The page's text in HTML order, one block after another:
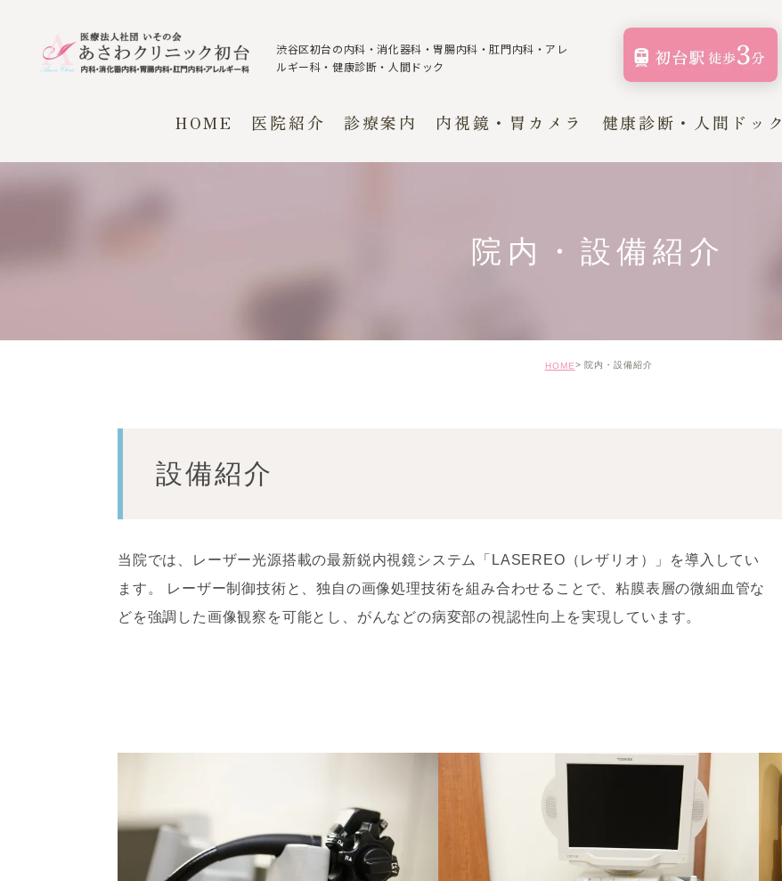
渋谷区初台の内科・消化器科・胃腸内科・肛門内科・ アレ
ルギー科・健康診断・人間ドック
HOME 医院紹介
よくある質問
診療案内
予防接種
内視鏡・胃カメラ 健康診断・人間ドック
院内・設備紹介
HOME 院内・設備紹介
設備紹介
当院では、レーザー光源搭載の最新鋭内視鏡システム「LASEREO（レザリオ）」を導入してい
ます。 レーザー制御技術と、独自の画像処理技術を組み合わせることで、粘膜表層の微細血管な
どを強調した画像観察を可能とし、がんなどの病変部の視認性向上を実現しています。